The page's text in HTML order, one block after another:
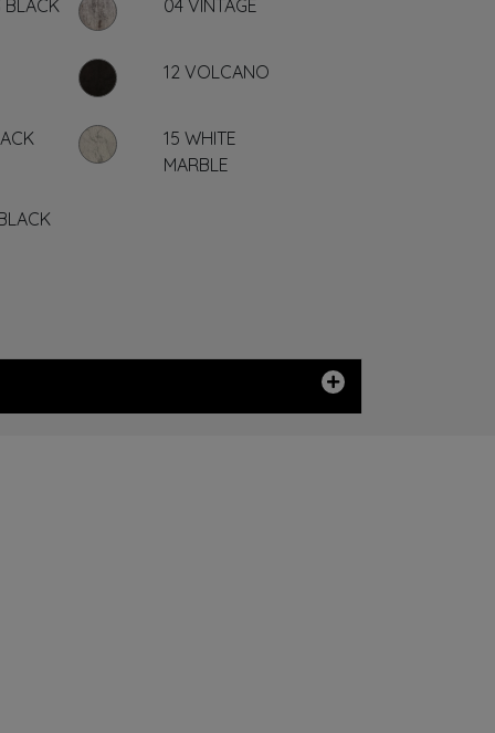
BLACK 04 VINTAGE
12 VOLCANO
15 WHITE
MARBLE